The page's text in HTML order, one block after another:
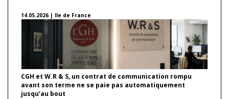
14.05.2026 | Ile de France
CGH et W.R & S, un contrat de communication rompu
avant son terme ne se paie pas automatiquement
jusqu’au bout